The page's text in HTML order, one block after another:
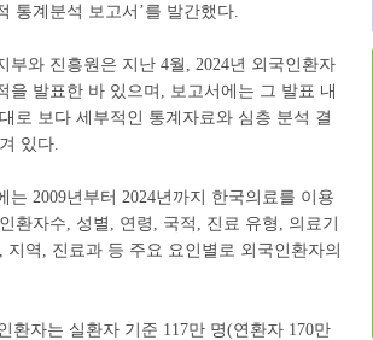
통계분석 보고서’를 발간했다.
부와 진흥원은 지난 4월, 2024년 외국인환자
을 발표한 바 있으며, 보고서에는 그 발표 내
로 보다 세부적인 통계자료와 심층 분석 결
있다.
는 2009년부터 2024년까지 한국의료를 이용
환자수, 성별, 연령, 국적, 진료 유형, 의료기
지역, 진료과 등 주요 요인별로 외국인환자의
환자는 실환자 기준 117만 명(연환자 170만